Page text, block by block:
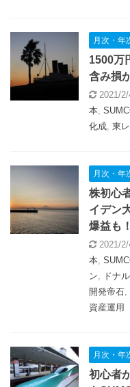
月次・年
1500万
含み損
2021/
本,
化成, 東レ
月次・年
株初心
イデン
爆益も
2021/
本,
ン, ドナ
開発帝石,
資産運用
月次・年
初心者